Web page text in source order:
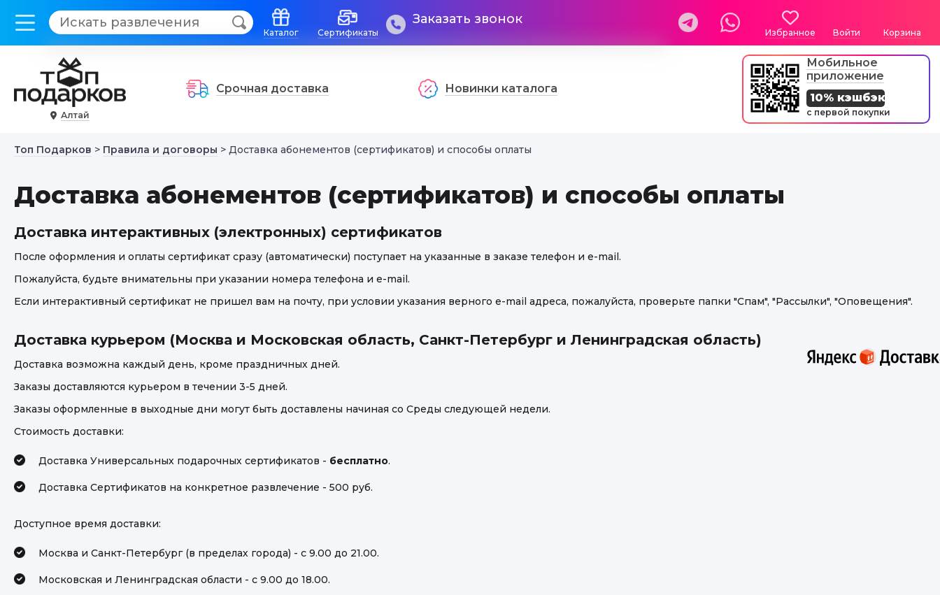
Каталог Сертификаты
Заказать звонок
Избранное Войти Корзина
Алтай
Срочная доставка Новинки каталога
Мобильное
приложение
10% кэшбэк
с первой покупки
Топ Подарков > Правила и договоры > Доставка абонементов (сертификатов) и способы оплаты
Доставка абонементов (сертификатов) и способы оплаты
Доставка интерактивных (электронных) сертификатов
После оформления и оплаты сертификат сразу (автоматически) поступает на указанные в заказе телефон и e-mail.
Пожалуйста, будьте внимательны при указании номера телефона и e-mail.
Если интерактивный сертификат не пришел вам на почту, при условии указания верного e-mail адреса, пожалуйста, проверьте папки "Спам", "Рассылки", "Оповещения".
Доставка курьером (Москва и Московская область, Санкт-Петербург и Ленинградская область)
Доставка возможна каждый день, кроме праздничных дней.
Заказы доставляются курьером в течении 3-5 дней.
Заказы оформленные в выходные дни могут быть доставлены начиная со Среды следующей недели.
Стоимость доставки:
Доставка Универсальных подарочных сертификатов - бесплатно.
Доставка Сертификатов на конкретное развлечение - 500 руб.
Доступное время доставки:
Москва и Санкт-Петербург (в пределах города) - с 9.00 до 21.00.
Московская и Ленинградская области - с 9.00 до 18.00.